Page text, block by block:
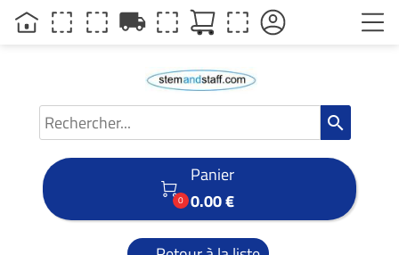
search

0
Panier
0.00 €
local_shipping